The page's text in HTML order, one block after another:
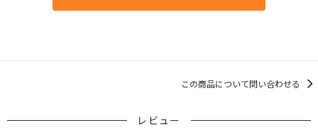
この商品について問い合わせる
レビュー